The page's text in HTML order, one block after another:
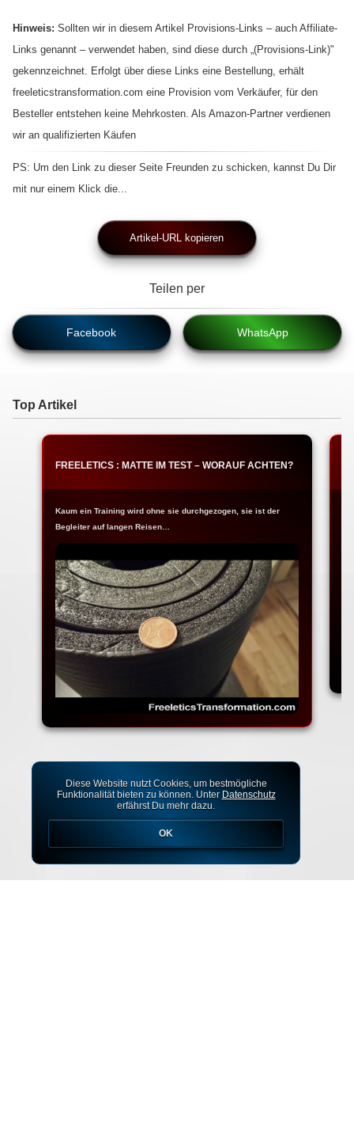
Hinweis: Sollten wir in diesem Artikel Provisions-Links – auch Affiliate-
Links genannt – verwendet haben, sind diese durch „(Provisions-Link)"
gekennzeichnet. Erfolgt über diese Links eine Bestellung, erhält
freeleticstransformation.com eine Provision vom Verkäufer, für den
Besteller entstehen keine Mehrkosten. Als Amazon-Partner verdienen
wir an qualifizierten Käufen
PS: Um den Link zu dieser Seite Freunden zu schicken, kannst Du Dir
mit nur einem Klick die...
Artikel-URL kopieren
Teilen per
Facebook WhatsApp
Top Artikel
FREELETICS : MATTE IM TEST – WORAUF ACHTEN?
Kaum ein Training wird ohne sie durchgezogen, sie ist der
Begleiter auf langen Reisen…
Diese Website nutzt Cookies, um bestmögliche
Funktionalität bieten zu können. Unter Datenschutz
erfährst Du mehr dazu.
OK